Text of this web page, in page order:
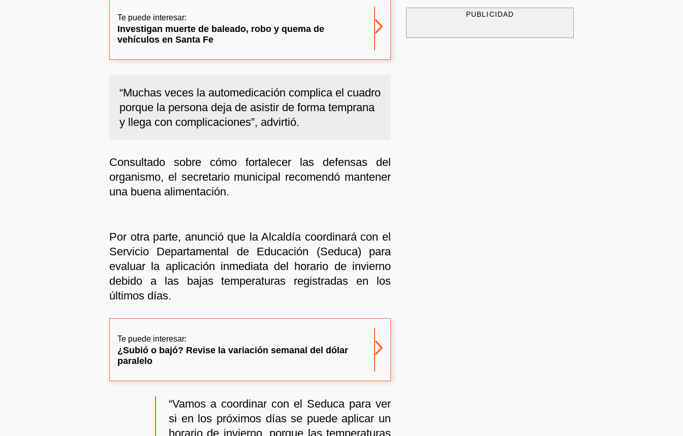
Te puede interesar:
Investigan muerte de baleado, robo y quema de
vehículos en Santa Fe
“Muchas veces la automedicación complica el cuadro
porque la persona deja de asistir de forma temprana
y llega con complicaciones”, advirtió.
Consultado sobre cómo fortalecer las defensas del
organismo, el secretario municipal recomendó mantener
una buena alimentación.
Por otra parte, anunció que la Alcaldía coordinará con el
Servicio Departamental de Educación (Seduca) para
evaluar la aplicación inmediata del horario de invierno
debido a las bajas temperaturas registradas en los
últimos días.
Te puede interesar:
¿Subió o bajó? Revise la variación semanal del dólar
paralelo
“Vamos a coordinar con el Seduca para ver
si en los próximos días se puede aplicar un
horario de invierno, porque las temperaturas
PUBLICIDAD